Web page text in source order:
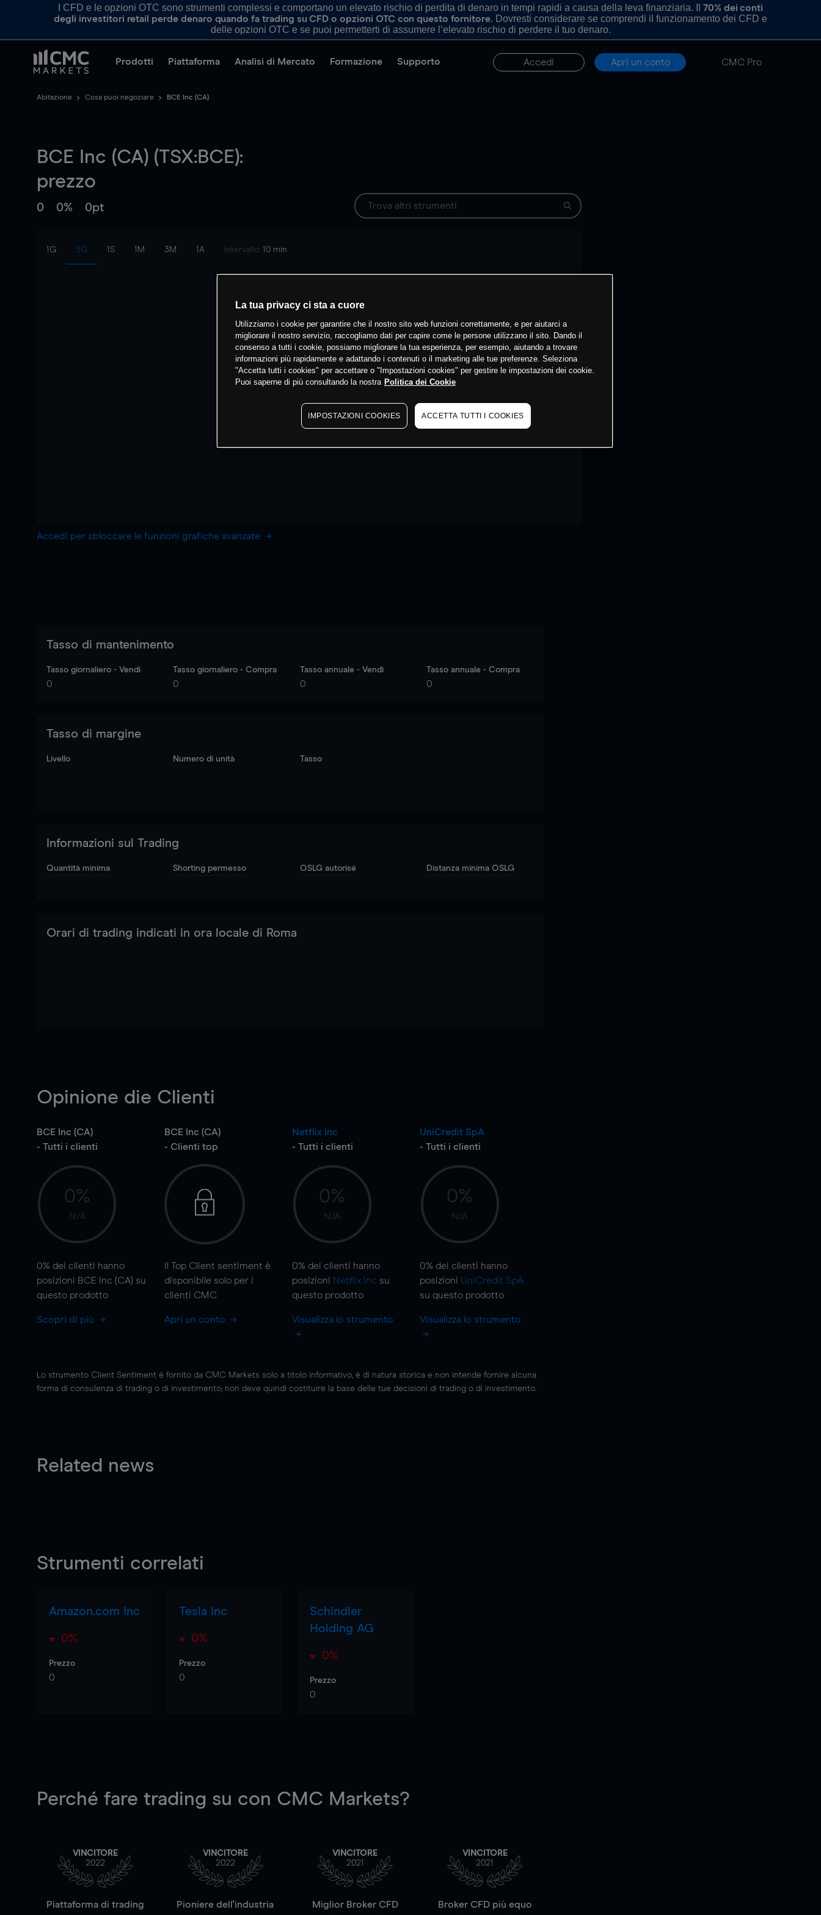
I CFD e le opzioni OTC sono strumenti complessi e comportano un elevato rischio di perdita di denaro in tempi rapidi a causa della leva finanziaria. Il 70% dei conti
degli investitori retail perde denaro quando fa trading su CFD o opzioni OTC con questo fornitore. Dovresti considerare se comprendi il funzionamento dei CFD e
delle opzioni OTC e se puoi permetterti di assumere l’elevato rischio di perdere il tuo denaro.
Prodotti Piattaforma Analisi di Mercato Formazione Supporto Accedi Apri un conto CMC Pro
Abitazione Cosa puoi negoziare BCE Inc (CA)
BCE Inc (CA) (TSX:BCE):
prezzo
0 0% 0pt
1G 3G 1S 1M 3M 1A Intervallo: 10 min
Accedi per sbloccare le funzioni grafiche avanzate
Tasso di mantenimento
Tasso giornaliero - Vendi
0
Tasso giornaliero - Compra
0
Tasso annuale - Vendi
0
Tasso annuale - Compra
0
Tasso di margine
Livello Numero di unità Tasso
Informazioni sul Trading
Quantità minima Shorting permesso OSLG autorisé Distanza minima OSLG
Orari di trading indicati in ora locale di Roma
Opinione die Clienti
BCE Inc (CA)
- Tutti i clienti
0%
N/A
0% dei clienti hanno
posizioni BCE Inc (CA) su
questo prodotto
Scopri di più
BCE Inc (CA)
- Clienti top
Il Top Client sentiment è
disponibile solo per i
clienti CMC
Apri un conto
Netflix Inc
- Tutti i clienti
0%
N/A
0% dei clienti hanno
posizioni Netflix Inc su
questo prodotto
Visualizza lo strumento
UniCredit SpA
- Tutti i clienti
0%
N/A
0% dei clienti hanno
posizioni UniCredit SpA
su questo prodotto
Visualizza lo strumento
Lo strumento Client Sentiment è fornito da CMC Markets solo a titolo informativo, è di natura storica e non intende fornire alcuna
forma di consulenza di trading o di investimento; non deve quindi costituire la base delle tue decisioni di trading o di investimento.
Related news
Strumenti correlati
Amazon.com Inc
0%
Prezzo
0
Tesla Inc
0%
Prezzo
0
Schindler
Holding AG
0%
Prezzo
0
Perché fare trading su con CMC Markets?
VINCITORE
2022
Piattaforma di trading
VINCITORE
2022
Pioniere dell'industria
VINCITORE
2021
Miglior Broker CFD
VINCITORE
2021
Broker CFD più equo
La tua privacy ci sta a cuore
Utilizziamo i cookie per garantire che il nostro sito web funzioni correttamente, e per aiutarci a
migliorare il nostro servizio, raccogliamo dati per capire come le persone utilizzano il sito. Dando il
consenso a tutti i cookie, possiamo migliorare la tua esperienza, per esempio, aiutando a trovare
informazioni più rapidamente e adattando i contenuti o il marketing alle tue preferenze. Seleziona
"Accetta tutti i cookies" per accettare o "Impostazioni cookies" per gestire le impostazioni dei cookie.
Puoi saperne di più consultando la nostra Politica dei Cookie
IMPOSTAZIONI COOKIES ACCETTA TUTTI I COOKIES